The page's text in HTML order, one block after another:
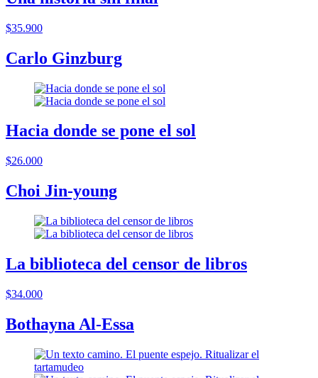
$35.900
Carlo Ginzburg
Hacia donde se pone el sol
$26.000
Choi Jin-young
La biblioteca del censor de libros
$34.000
Bothayna Al-Essa